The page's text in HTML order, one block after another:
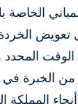
الخاصة
تعويض
المحدد
الخبرة